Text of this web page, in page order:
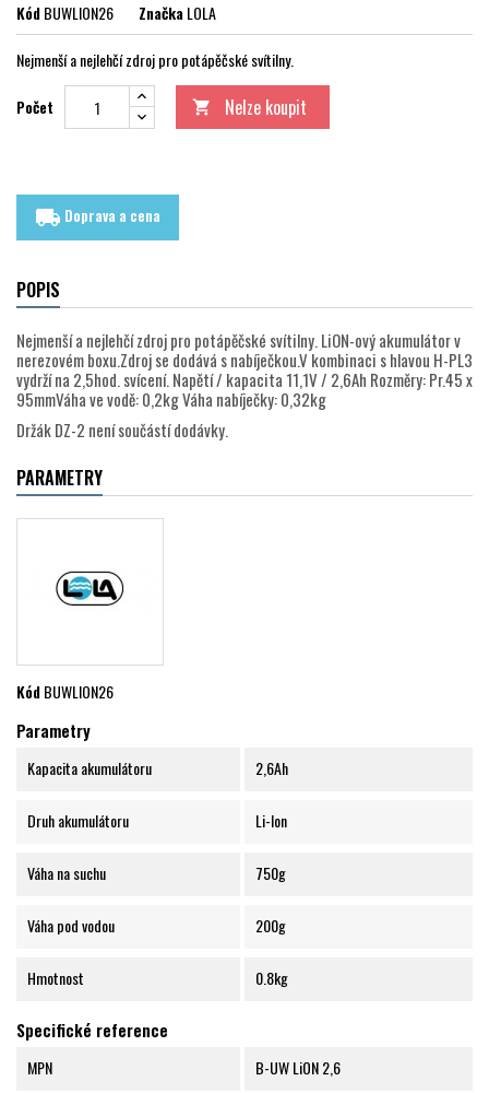
KódBUWLION26 ZnačkaLOLA
Nejmenší a nejlehčí zdroj pro potápěčské svítilny.
Počet  Nelze koupit
local_shipping Doprava a cena
POPIS
Nejmenší a nejlehčí zdroj pro potápěčské svítilny. LiON-ový akumulátor v
nerezovém boxu.Zdroj se dodává s nabíječkou.V kombinaci s hlavou H-PL3
vydrží na 2,5hod. svícení. Napětí / kapacita 11,1V / 2,6Ah Rozměry: Pr.45 x
95mmVáha ve vodě: 0,2kg Váha nabíječky: 0,32kg
Držák DZ-2 není součástí dodávky.
PARAMETRY
KódBUWLION26
Parametry
Kapacita akumulátoru 2,6Ah
Druh akumulátoru Li-Ion
Váha na suchu 750g
Váha pod vodou 200g
Hmotnost 0.8kg
Specifické reference
MPN B-UW LiON 2,6